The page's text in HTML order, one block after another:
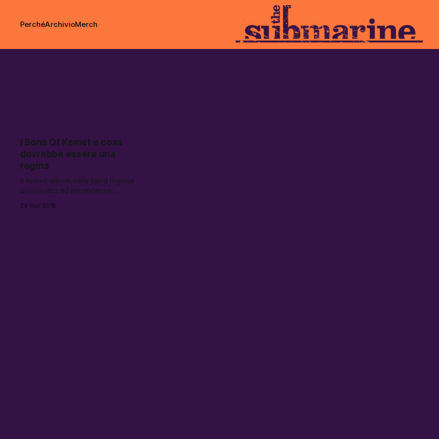
PerchéArchivioMerch
I Sons Of Kemet e cosa
dovrebbe essere una
regina
Il nuovo album della band inglese
unisce jazz ad ascendenze
afroamericane e chiedere quale sia
28 mar 2018